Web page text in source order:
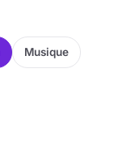
Musique